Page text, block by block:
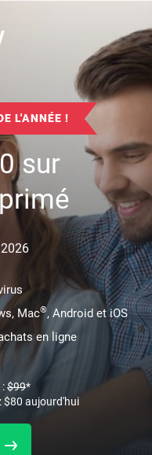
L'ANNÉE !
sur
Mac®, Android et iOS
en ligne
$99*
$80 aujourd'hui